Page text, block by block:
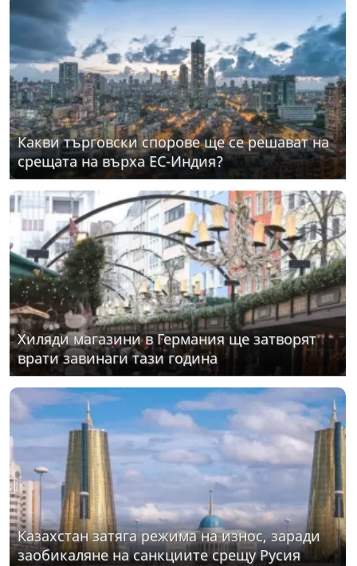
Какви търговски спорове ще се решават на
срещата на върха ЕС-Индия?
Хиляди магазини в Германия ще затворят
врати завинаги тази година
Казахстан затяга режима на износ, заради
заобикаляне на санкциите срещу Русия